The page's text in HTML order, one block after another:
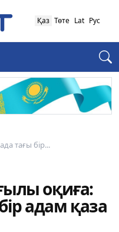
Қаз Төте Lat Рус
тағы бір...
оқиға:
адам қаза